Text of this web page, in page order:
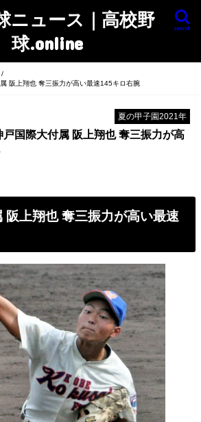
ニュース｜高校野
球.online
search
阪上翔也 奪三振力が高い最速145キロ右腕
夏の甲子園2021年
戸国際大付属 阪上翔也 奪三振力が高
阪上翔也 奪三振力が高い最速